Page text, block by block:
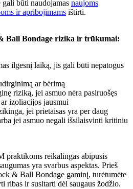
būti naudojamas naujoms
ir apribojimams ištirti.
Ball Bondage rizika ir trūkumai:
ilgesnį laiką, jis gali būti nepatogus
ar bėrimą
riziką, jei asmuo nėra pasiruošęs
izoliacijos jausmui
jei prietaisas yra per daug
jei asmuo negali išsilaisvinti kritiniu
praktikoms reikalingas abipusis
yra svarbus aspektas. Prieš
& Ball Bondage gaminį, turėtumėte
ribas ir susitarti dėl saugaus žodžio.